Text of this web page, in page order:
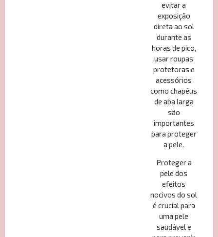
evitar a
exposição
direta ao sol
durante as
horas de pico,
usar roupas
protetoras e
acessórios
como chapéus
de aba larga
são
importantes
para proteger
a pele.
Proteger a
pele dos
efeitos
nocivos do sol
é crucial para
uma pele
saudável e